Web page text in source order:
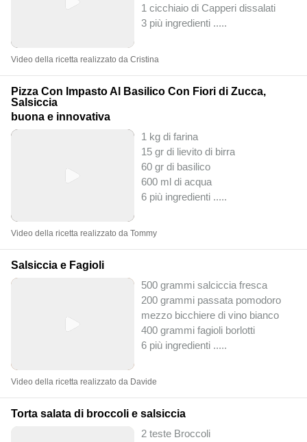
1 cicchiaio di Capperi dissalati
3 più ingredienti .....
Video della ricetta realizzato da Cristina
Pizza Con Impasto Al Basilico Con Fiori di Zucca,
Salsiccia
buona e innovativa
1 kg di farina
15 gr di lievito di birra
60 gr di basilico
600 ml di acqua
6 più ingredienti .....
Video della ricetta realizzato da Tommy
Salsiccia e Fagioli
500 grammi salciccia fresca
200 grammi passata pomodoro
mezzo bicchiere di vino bianco
400 grammi fagioli borlotti
6 più ingredienti .....
Video della ricetta realizzato da Davide
Torta salata di broccoli e salsiccia
2 teste Broccoli